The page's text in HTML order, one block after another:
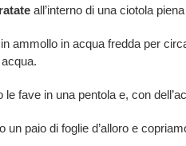
all’interno di una ciotola piena
ammollo in acqua fredda per
le fave in una pentola e, con
un paio di foglie d’alloro e